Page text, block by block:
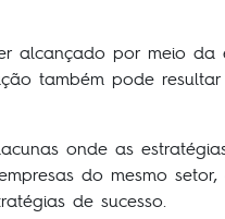
por meio da
também pode
onde as
do mesmo
de sucesso.